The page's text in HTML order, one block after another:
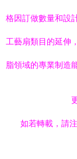
格因訂做數量和設
工藝扇類目的延伸
脂領域的專業制造
如若轉載，請